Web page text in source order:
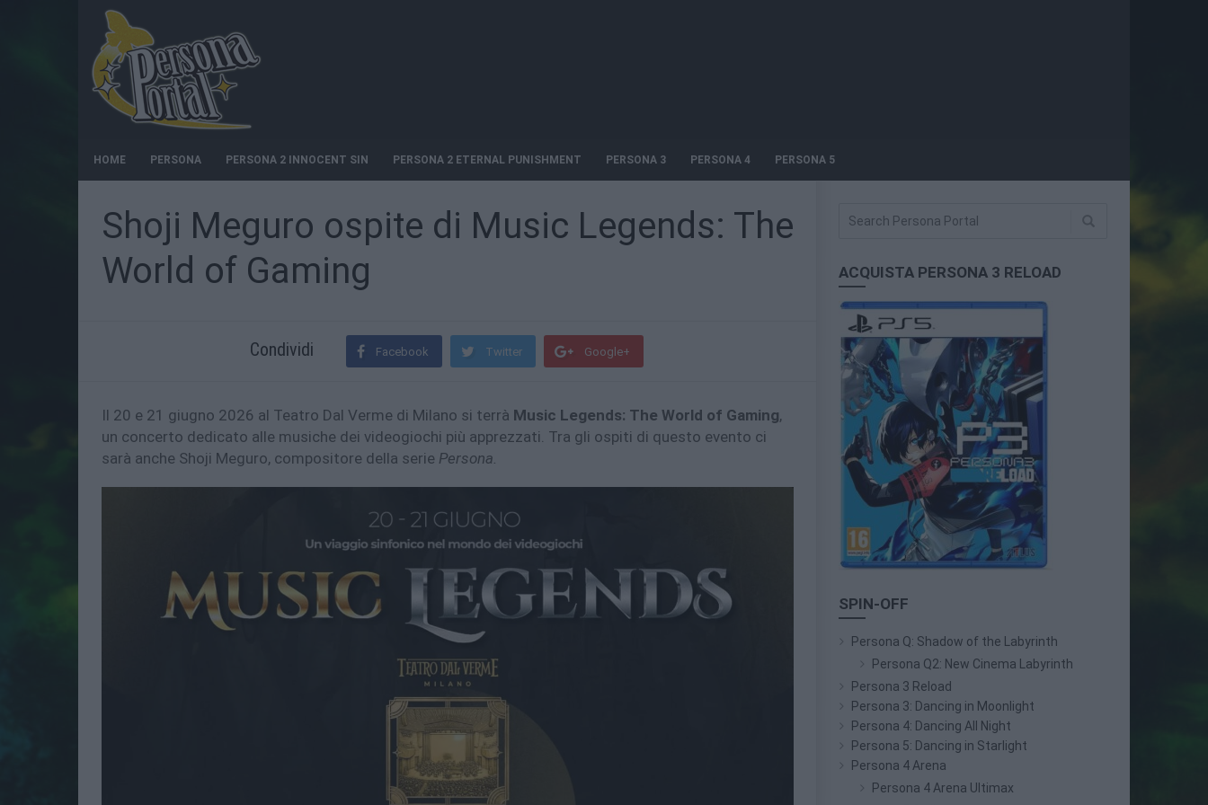
HOME PERSONA PERSONA 2 INNOCENT SIN PERSONA 2 ETERNAL PUNISHMENT PERSONA 3 PERSONA 4 PERSONA 5
Shoji Meguro ospite di Music Legends: The
World of Gaming
Condividi Facebook Twitter Google+
Il 20 e 21 giugno 2026 al Teatro Dal Verme di Milano si terrà Music Legends: The World of Gaming,
un concerto dedicato alle musiche dei videogiochi più apprezzati. Tra gli ospiti di questo evento ci
sarà anche Shoji Meguro, compositore della serie Persona.
ACQUISTA PERSONA 3 RELOAD
SPIN-OFF
Persona Q: Shadow of the Labyrinth
Persona Q2: New Cinema Labyrinth
Persona 3 Reload
Persona 3: Dancing in Moonlight
Persona 4: Dancing All Night
Persona 5: Dancing in Starlight
Persona 4 Arena
Persona 4 Arena Ultimax